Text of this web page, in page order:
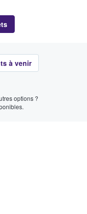
à venir
options ?